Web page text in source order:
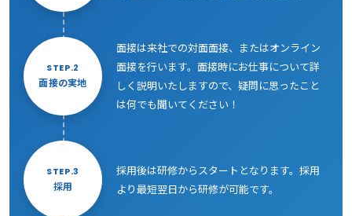
STEP.2
面接の実地
面接は来社での対面面接、またはオンライン
面接を行います。面接時にお仕事について詳
しく説明いたしますので、疑問に思ったこと
は何でも聞いてください！
STEP.3
採用
採用後は研修からスタートとなります。採用
より最短翌日から研修が可能です。